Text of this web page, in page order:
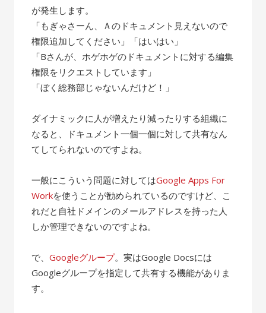
が発生します。
「もぎゃさーん、Ａのドキュメント見えないので
権限追加してください」「はいはい」
「Bさんが、ホゲホゲのドキュメントに対する編集
権限をリクエストしています」
「ぼく総務部じゃないんだけど！」
ダイナミックに人が増えたり減ったりする組織に
なると、ドキュメント一個一個に対して共有なん
てしてられないのですよね。
一般にこういう問題に対してはGoogle Apps For
Workを使うことが勧められているのですけど、こ
れだと自社ドメインのメールアドレスを持った人
しか管理できないのですよね。
で、Googleグループ。実はGoogle Docsには
Googleグループを指定して共有する機能がありま
す。